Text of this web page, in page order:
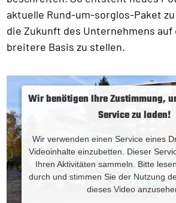
aktuelle Rund-um-sorglos-Paket
die Zukunft des Unternehmens auf
breitere Basis zu stellen.
Wir benötigen Ihre Zustimmung,
Service zu laden!
Wir verwenden einen Service eines
Videoinhalte einzubetten. Dieser
Ihren Aktivitäten sammeln. Bitte
durch und stimmen Sie der Nutzung
dieses Video